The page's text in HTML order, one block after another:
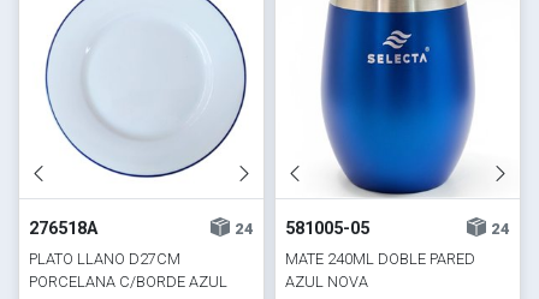
276518A
24
PLATO LLANO D27CM
PORCELANA C/BORDE AZUL
581005-05
24
MATE 240ML DOBLE PARED
AZUL NOVA